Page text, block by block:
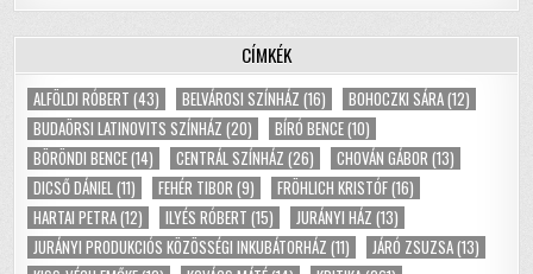
CÍMKÉK
ALFÖLDI RÓBERT (43) BELVÁROSI SZÍNHÁZ (16) BOHOCZKI SÁRA(12)
BUDAÖRSI LATINOVITS SZÍNHÁZ (20) BÍRÓ BENCE(10)
BÖRÖNDI BENCE(14) CENTRÁL SZÍNHÁZ (26) CHOVÁN GÁBOR (13)
DICSŐ DÁNIEL (11) FEHÉR TIBOR (9) FRÖHLICH KRISTÓF(16)
HARTAI PETRA(12) ILYÉS RÓBERT (15) JURÁNYI HÁZ (13)
JURÁNYI PRODUKCIÓS KÖZÖSSÉGI INKUBÁTORHÁZ (11) JÁRÓ ZSUZSA(13)